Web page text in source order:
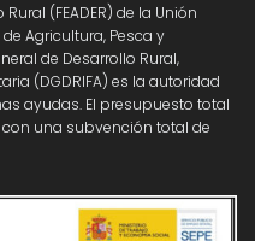
(FEADER) de la Unión
Agricultura, Pesca y
de Desarrollo Rural,
(DGDRIFA) es la autoridad
ayudas. El presupuesto total
una subvención total de